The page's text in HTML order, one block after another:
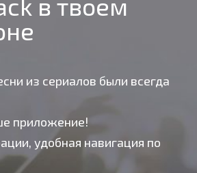
из сериалов были всегда
приложение!
удобная навигация по